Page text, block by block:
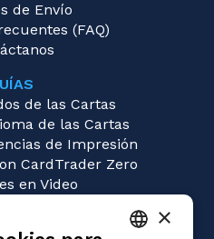
de Envío
(FAQ)
de las Cartas
de las Cartas
de Impresión
CardTrader Zero
en Video
×